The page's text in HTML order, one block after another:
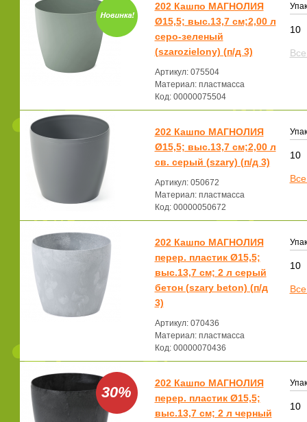
202 Кашпо МАГНОЛИЯ
Ø15,5; выс.13,7 см;2,00 л
серо-зеленый
(szarozielony) (п/д 3)
Артикул: 075504
Материал: пластмасса
Код: 00000075504
10
202 Кашпо МАГНОЛИЯ
Ø15,5; выс.13,7 см;2,00 л
св. серый (szary) (п/д 3)
Артикул: 050672
Материал: пластмасса
Код: 00000050672
10
202 Кашпо МАГНОЛИЯ
перер. пластик Ø15,5;
выс.13,7 см; 2 л серый
бетон (szary beton) (п/д
3)
Артикул: 070436
Материал: пластмасса
Код: 00000070436
10
30%
202 Кашпо МАГНОЛИЯ
перер. пластик Ø15,5;
выс.13,7 см; 2 л черный
10